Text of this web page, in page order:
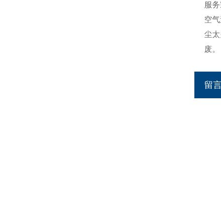
服
空
尘
废。
留